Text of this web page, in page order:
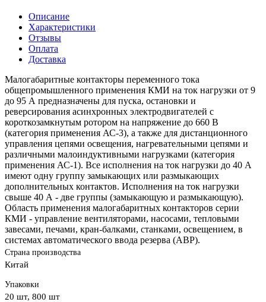
Описание
Характеристики
Отзывы
Оплата
Доставка
Малогабаритные контакторы переменного тока
общепромышленного применения КМИ на ток нагрузки от 9
до 95 А предназначены для пуска, остановки и
реверсирования асинхронных электродвигателей с
короткозамкнутым ротором на напряжение до 660 В
(категория применения АС-3), а также для дистанционного
управления цепями освещения, нагревательными цепями и
различными малоиндуктивными нагрузками (категория
применения АС-1). Все исполнения на ток нагрузки до 40 А
имеют одну группу замыкающих или размыкающих
дополнительных контактов. Исполнения на ток нагрузки
свыше 40 А - две группы (замыкающую и размыкающую).
Область применения малогабаритных контакторов серии
КМИ - управление вентиляторами, насосами, тепловыми
завесами, печами, кран-балками, станками, освещением, в
системах автоматического ввода резерва (АВР).
Страна производства
Китай
Упаковки
20 шт, 800 шт